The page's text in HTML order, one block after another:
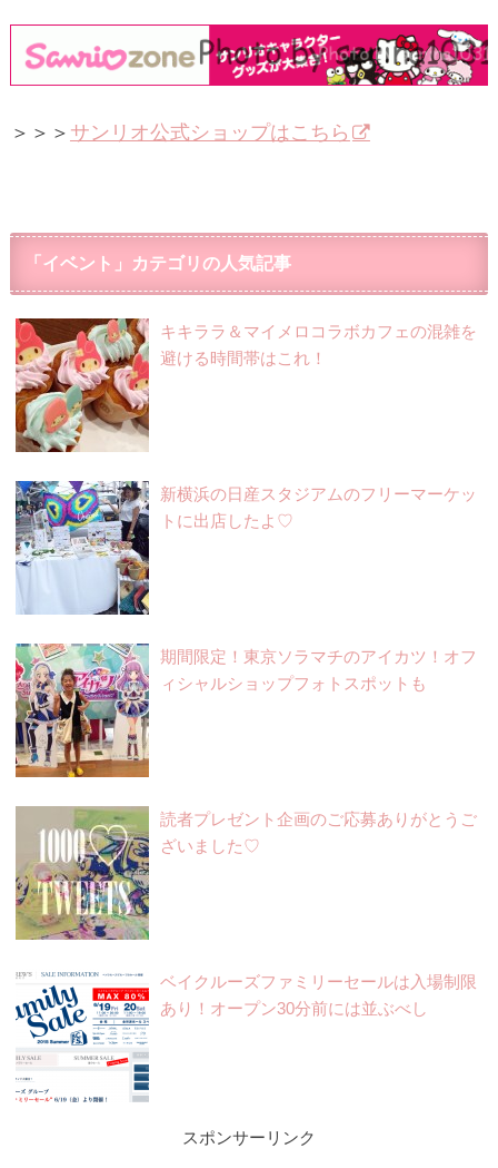
＞＞＞ サンリオ公式ショップはこちら
「イベント」カテゴリの人気記事
キキララ＆マイメロコラボカフェの混雑を
避ける時間帯はこれ！
新横浜の日産スタジアムのフリーマーケッ
トに出店したよ♡
期間限定！東京ソラマチのアイカツ！オフ
ィシャルショップフォトスポットも
読者プレゼント企画のご応募ありがとうご
ざいました♡
ベイクルーズファミリーセールは入場制限
あり！オープン30分前には並ぶべし
スポンサーリンク